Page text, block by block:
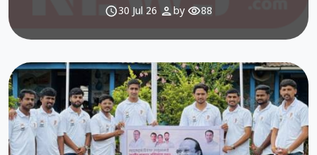
schedule30 Jul 26 personby visibility88